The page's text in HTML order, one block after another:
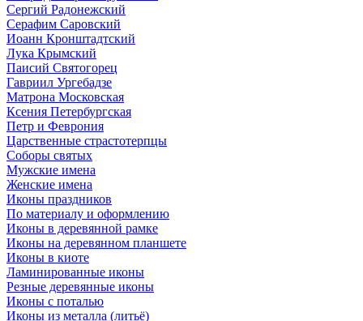
Сергий Радонежский
Серафим Саровский
Иоанн Кронштадтский
Лука Крымский
Паисий Святогорец
Гавриил Ургебадзе
Матрона Московская
Ксения Петербургская
Петр и Феврония
Царственные страстотерпцы
Соборы святых
Мужские имена
Женские имена
Иконы праздников
По материалу и оформлению
Иконы в деревянной рамке
Иконы на деревянном планшете
Иконы в киоте
Ламинированные иконы
Резные деревянные иконы
Иконы с поталью
Иконы из металла (литьё)